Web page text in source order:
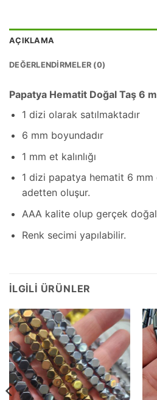
AÇIKLAMA
DEĞERLENDIRMELER (0)
Papatya Hematit Doğal Taş 6
1 dizi olarak satılmaktadır
6 mm boyundadır
1 mm et kalınlığı
1 dizi papatya hematit 6
adetten oluşur.
AAA kalite olup gerçek
Renk secimi yapılabilir.
İLGILI ÜRÜNLER